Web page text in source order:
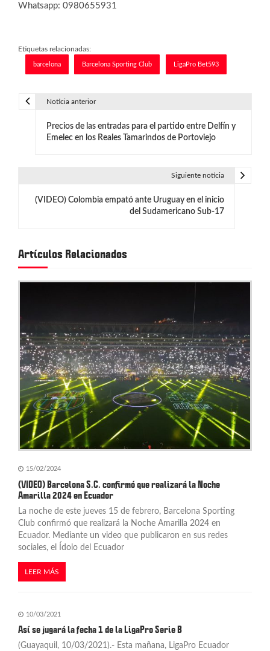
Whatsapp: 0980655931
Etiquetas relacionadas:
barcelona Barcelona Sporting Club LigaPro Bet593
i
ó
d
e
e
n
t
d
a
s
Noticia anterior
Precios de las entradas para el partido entre Delfín y
Emelec en los Reales Tamarindos de Portoviejo
Siguiente noticia
(VIDEO) Colombia empató ante Uruguay en el inicio
del Sudamericano Sub-17
Artículos Relacionados
15/02/2024
(VIDEO) Barcelona S.C. confirmó que realizará la Noche
Amarilla 2024 en Ecuador
La noche de este jueves 15 de febrero, Barcelona Sporting
Club confirmó que realizará la Noche Amarilla 2024 en
Ecuador. Mediante un video que publicaron en sus redes
sociales, el Ídolo del Ecuador
LEER MÁS
10/03/2021
Así se jugará la fecha 1 de la LigaPro Serie B
(Guayaquil, 10/03/2021).- Esta mañana, LigaPro Ecuador